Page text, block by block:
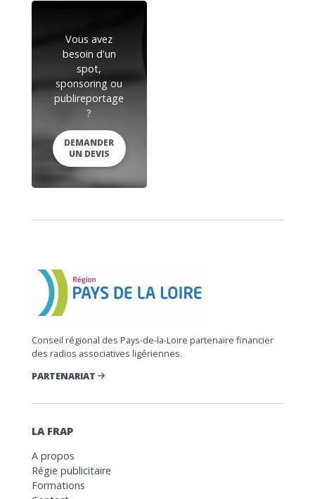
Vous avez
besoin d'un
spot,
sponsoring ou
publireportage
?
DEMANDER
UN DEVIS
Conseil régional des Pays-de-la-Loire partenaire financier
des radios associatives ligériennes.
PARTENARIAT
LA FRAP
A propos
Régie publicitaire
Formations